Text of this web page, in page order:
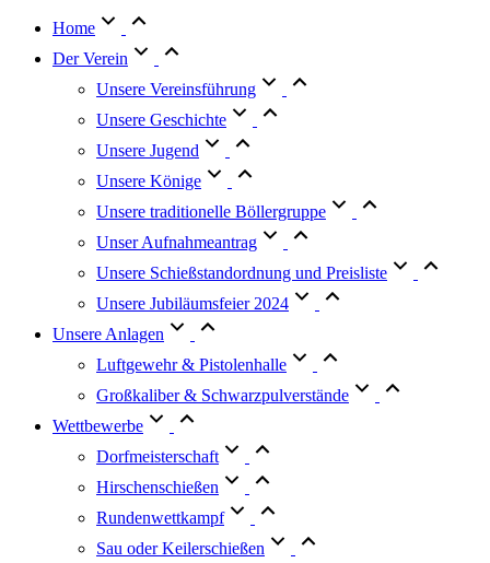
Home
Der Verein
Unsere Vereinsführung
Unsere Geschichte
Unsere Jugend
Unsere Könige
Unsere traditionelle Böllergruppe
Unser Aufnahmeantrag
Unsere Schießstandordnung und Preisliste
Unsere Jubiläumsfeier 2024
Unsere Anlagen
Luftgewehr & Pistolenhalle
Großkaliber & Schwarzpulverstände
Wettbewerbe
Dorfmeisterschaft
Hirschenschießen
Rundenwettkampf
Sau oder Keilerschießen